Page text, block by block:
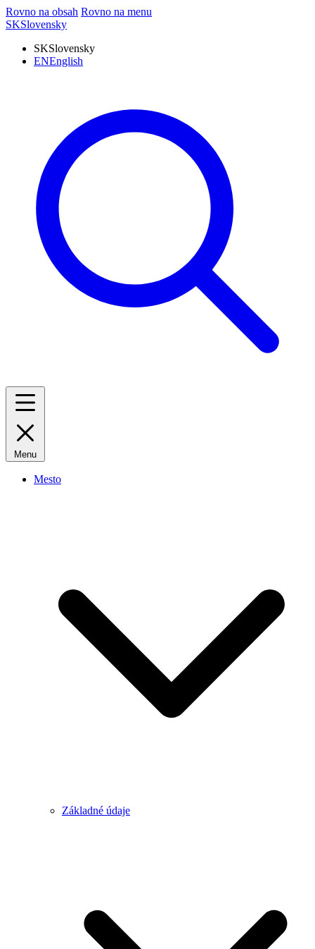
Rovno na obsah Rovno na menu
SKSlovensky
SKSlovensky
ENEnglish
Menu
Mesto
Základné údaje